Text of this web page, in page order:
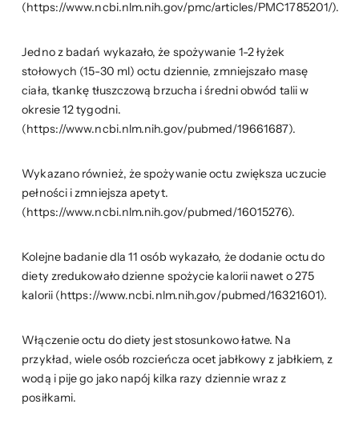
(https://www.ncbi.nlm.nih.gov/pmc/articles/PMC1785201/).
Jedno z badań wykazało, że spożywanie 1-2 łyżek
stołowych (15-30 ml) octu dziennie, zmniejszało masę
ciała, tkankę tłuszczową brzucha i średni obwód talii w
okresie 12 tygodni.
(https://www.ncbi.nlm.nih.gov/pubmed/19661687).
Wykazano również, że spożywanie octu zwiększa uczucie
pełności i zmniejsza apetyt.
(https://www.ncbi.nlm.nih.gov/pubmed/16015276).
Kolejne badanie dla 11 osób wykazało, że dodanie octu do
diety zredukowało dzienne spożycie kalorii nawet o 275
kalorii (https://www.ncbi.nlm.nih.gov/pubmed/16321601).
Włączenie octu do diety jest stosunkowo łatwe. Na
przykład, wiele osób rozcieńcza ocet jabłkowy z jabłkiem, z
wodą i pije go jako napój kilka razy dziennie wraz z
posiłkami.